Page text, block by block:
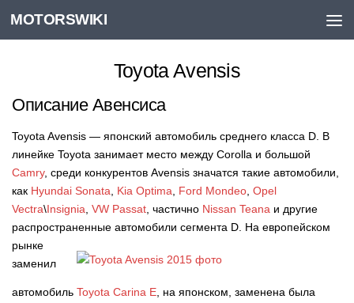
Skip to content
MOTORSWIKI
Toyota Avensis
Описание Авенсиса
Toyota Avensis — японский автомобиль среднего класса D. В
линейке Toyota занимает место между Corolla и большой
Camry, среди конкурентов Avensis значатся такие автомобили,
как Hyundai Sonata Kia Optima Ford Mondeo Opel
Vectra\Insignia VW Passat , частично Nissan Teana и другие
распространенные автомобили сегмента D. На европейском
рынке
заменил
автомобиль Toyota Carina E , на японском, заменена была